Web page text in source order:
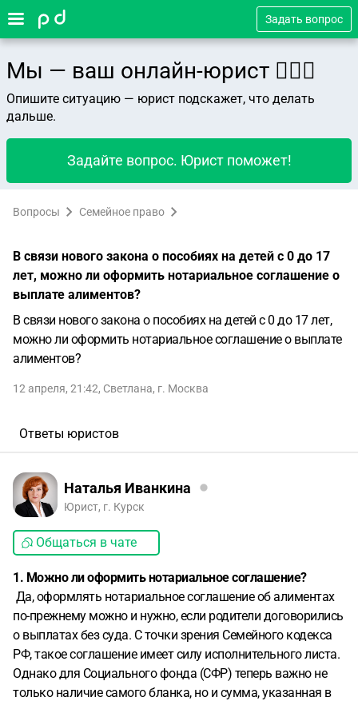
Задать вопрос
Мы — ваш онлайн-юрист 👨🏻‍⚖️
Опишите ситуацию — юрист подскажет, что делать
дальше.
Задайте вопрос. Юрист поможет!
Вопросы Семейное право
В связи нового закона о пособиях на детей с 0 до 17
лет, можно ли оформить нотариальное соглашение о
выплате алиментов?
В связи нового закона о пособиях на детей с 0 до 17 лет,
можно ли оформить нотариальное соглашение о выплате
алиментов?
12 апреля, 21:42, Светлана, г. Москва
Ответы юристов
Наталья Иванкина
Юрист, г. Курск
Общаться в чате
1. Можно ли оформить нотариальное соглашение?
Да, оформлять нотариальное соглашение об алиментах
по-прежнему можно и нужно, если родители договорились
о выплатах без суда. С точки зрения Семейного кодекса
РФ, такое соглашение имеет силу исполнительного листа.
Однако для Социального фонда (СФР) теперь важно не
только наличие самого бланка, но и сумма, указанная в